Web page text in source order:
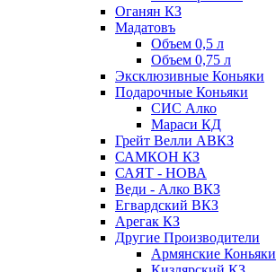
Оганян КЗ
Мадатовъ
Объем 0,5 л
Объем 0,75 л
Эксклюзивные Коньяки
Подарочные Коньяки
СИС Алко
Мараси КД
Грейт Велли АВКЗ
САМКОН КЗ
САЯТ - НОВА
Веди - Алко ВКЗ
Егвардский ВКЗ
Арегак КЗ
Другие Производители
Армянские Коньяки